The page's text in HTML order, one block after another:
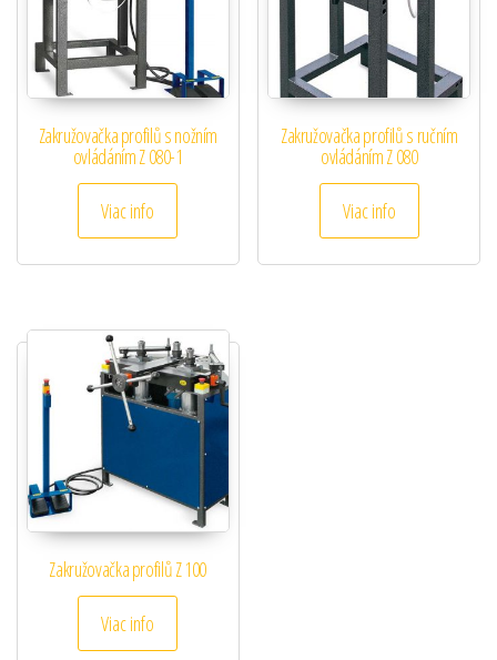
Zakružovačka profilů s nožním
ovládáním Z 080-1
Viac info
Zakružovačka profilů s ručním
ovládáním Z 080
Viac info
Zakružovačka profilů Z 100
Viac info